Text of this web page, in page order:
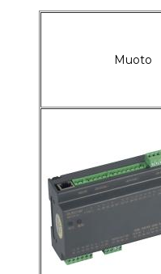
Muoto